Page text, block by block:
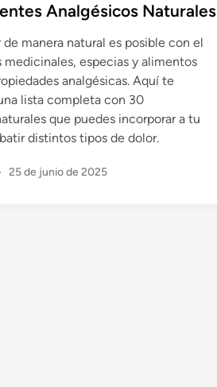
Analgésicos Naturales
manera natural es posible con el
medicinales, especias y alimentos
analgésicas. Aquí te
lista completa con 30
que puedes incorporar a tu
distintos tipos de dolor.
25 de junio de 2025